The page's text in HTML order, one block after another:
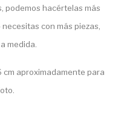
podemos hacértelas más
con más piezas,
medida.
cm aproximadamente para